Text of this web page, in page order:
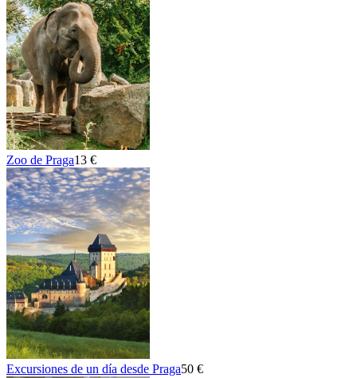
Zoo de Praga13 €
Excursiones de un día desde Praga50 €